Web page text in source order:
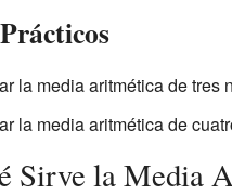
la media aritmética de tres
la media aritmética de
Sirve la Media